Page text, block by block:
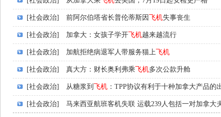
[社会政治] 前阿尔伯塔省长普伦蒂斯因 飞机失事丧生
[社会政治] 加拿大：女孩子学开 飞机越来越流行
[社会政治] 加航拒绝病退军人带服务猫上 飞机
[社会政治] 真大方：财长奥利弗乘 飞机多次公款升舱
[社会政治] 从糖浆到 飞机 ：TPP协议有利于十种加拿大产品的
[社会政治] 马来西亚航班客机失联 运载239人包括一对加拿大